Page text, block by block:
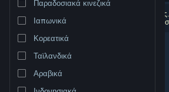
Αλλαγή γλώσσας
Προβολή ιστοσελίδας για υπολογιστές
Παραδοσιακά κινεζικά
Ιαπωνικά
Κορεατικά
Ταϊλανδικά
Αραβικά
0 αποτελέσματα ταιριάζουν με την αναζήτησή
αποτελέσματα αποκλείστηκαν βάσει των